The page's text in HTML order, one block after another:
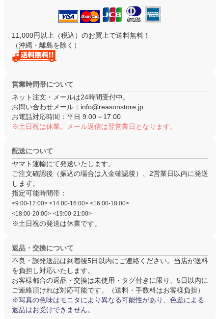
11,000円以上（税込）のお買上で送料無料！
（沖縄・離島を除く）
営業時間帯について
ネット注文・メールは24時間受付中。
お問い合わせメール： info@reasonstore.jp
お電話対応時間： 平日 9:00～17:00
※土日祝は休業。メール返信は翌営業日となります。
配送について
ヤマト運輸にて発送いたします。
ご注文確認後（振込の場合は入金確認後）、 2営業日以内に発送
します。
指定可能時間帯：
<9:00-12:00> <14:00-16:00> <16:00-18:00>
<18:00-20:00> <19:00-21:00>
※土日祝の発送は休業です。
返品・交換について
不良・誤発送品は到着後5日以内にご連絡ください。当店が送料
を負担し対応いたします。
お客様都合の返品・交換は未使用・タグ付き に限り、5日以内に
ご連絡頂ければ対応可能です。（送料・手数料はお客様負担）
※写真の色味はモニタにより異なる可能性があり、色差による
返品はお受けできません。